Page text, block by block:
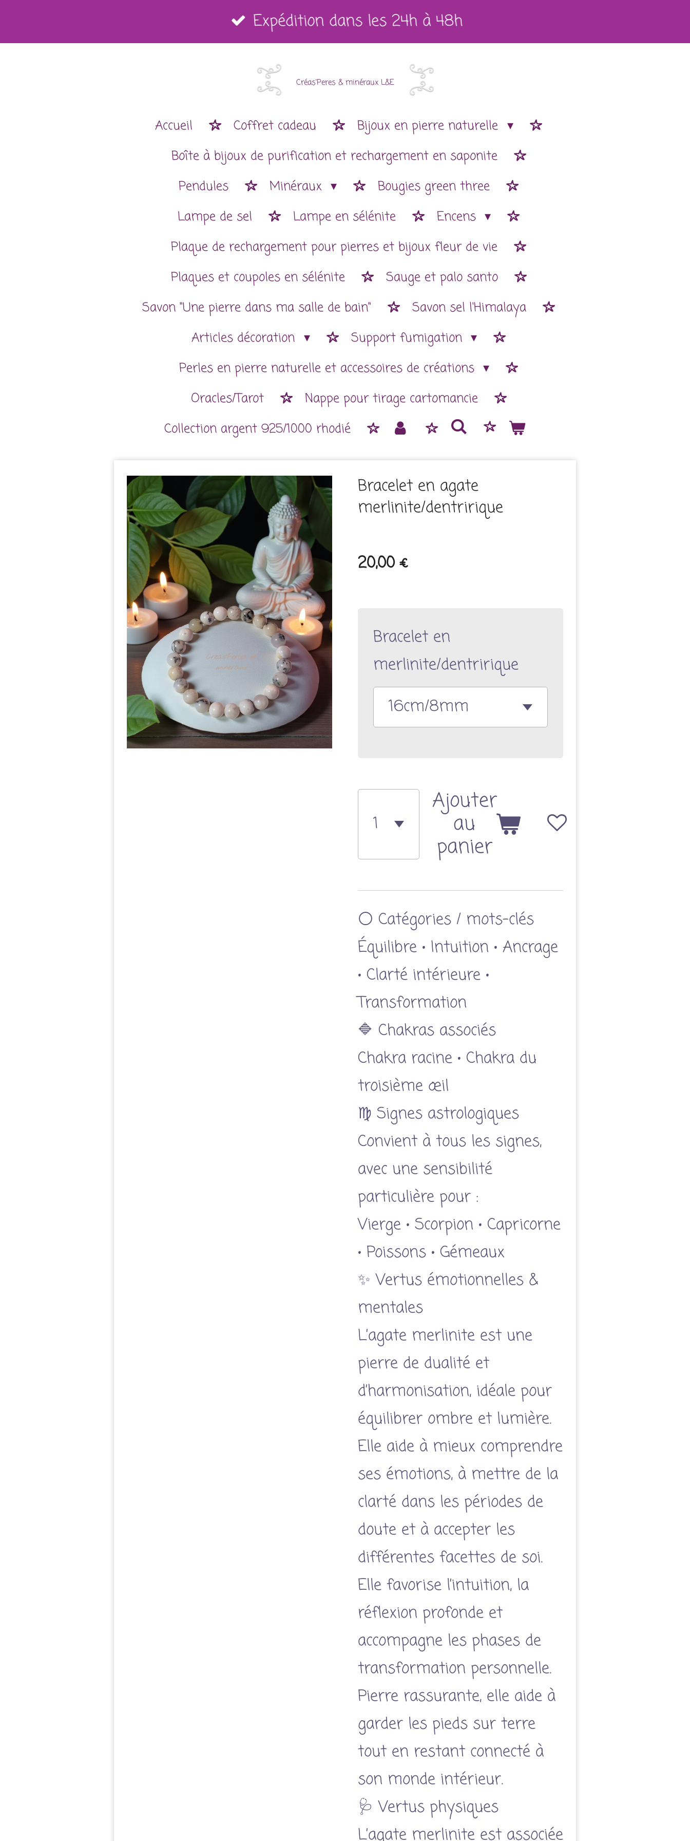
au
Expédition dans les 24h à 48h
Créas'Peres & minéraux L&E
Accueil Coffret cadeau
Bijoux en pierre naturelle
Boîte à bijoux de purification et rechargement en saponite
Pendules
Minéraux
Bougies green three
Lampe de sel
Lampe en sélénite
Encens
Plaque de rechargement pour pierres et bijoux fleur de vie
Plaques et coupoles en sélénite
Sauge et palo santo
Savon "Une pierre dans ma salle de bain"
Savon sel l'Himalaya
Articles décoration
Support fumigation
Perles en pierre naturelle et accessoires de créations
Oracles/Tarot
Nappe pour tirage cartomancie
Collection argent 925/1000 rhodié
Bracelet en agate
merlinite/dentririque
20,00 €
Bracelet en
merlinite/dentririque
Ajouter
au
panier
⚪ Catégories / mots-clés
Équilibre • Intuition • Ancrage
• Clarté intérieure •
Transformation
🔷 Chakras associés
Chakra racine • Chakra du
troisième œil
♍ Signes astrologiques
Convient à tous les signes,
avec une sensibilité
particulière pour :
Vierge • Scorpion • Capricorne
• Poissons • Gémeaux
✨ Vertus émotionnelles &
mentales
L’agate merlinite est une
pierre de dualité et
d’harmonisation, idéale pour
équilibrer ombre et lumière.
Elle aide à mieux comprendre
ses émotions, à mettre de la
clarté dans les périodes de
doute et à accepter les
différentes facettes de soi.
Elle favorise l’intuition, la
réflexion profonde et
accompagne les phases de
transformation personnelle.
Pierre rassurante, elle aide à
garder les pieds sur terre
tout en restant connecté à
son monde intérieur.
🩺 Vertus physiques
L’agate merlinite est associée